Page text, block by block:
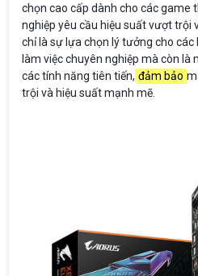
chọn cao cấp dành cho các game
nghiệp yêu cầu hiệu suất vượt trội
chỉ là sự lựa chọn lý tưởng cho
làm việc chuyên nghiệp mà còn là
các tính năng tiên tiến, đảm bảo
trội và hiệu suất mạnh mẽ.